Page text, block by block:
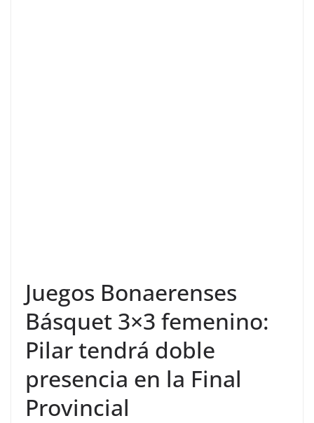
Juegos Bonaerenses
Básquet 3×3 femenino:
Pilar tendrá doble
presencia en la Final
Provincial